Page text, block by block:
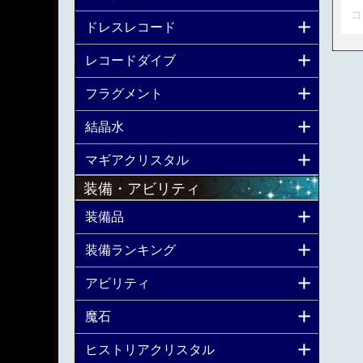
ドレスレコード
レコードダイブ
フラグメント
結晶水
マギアクリスタル
装備・アビリティ
装備品
装備ランキング
アビリティ
魔石
ヒストリアクリスタル